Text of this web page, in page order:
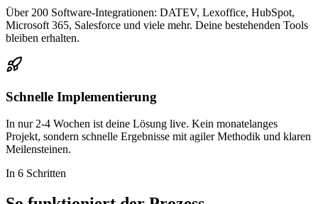
Über 200 Software-Integrationen: DATEV, Lexoffice, HubSpot,
Microsoft 365, Salesforce und viele mehr. Deine bestehenden Tools
bleiben erhalten.
Schnelle Implementierung
In nur 2-4 Wochen ist deine Lösung live. Kein monatelanges
Projekt, sondern schnelle Ergebnisse mit agiler Methodik und klaren
Meilensteinen.
In 6 Schritten